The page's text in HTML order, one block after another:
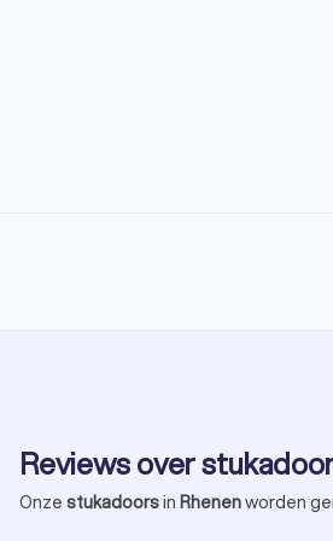
Reviews over
Onze stukadoorsin Rhenenworden